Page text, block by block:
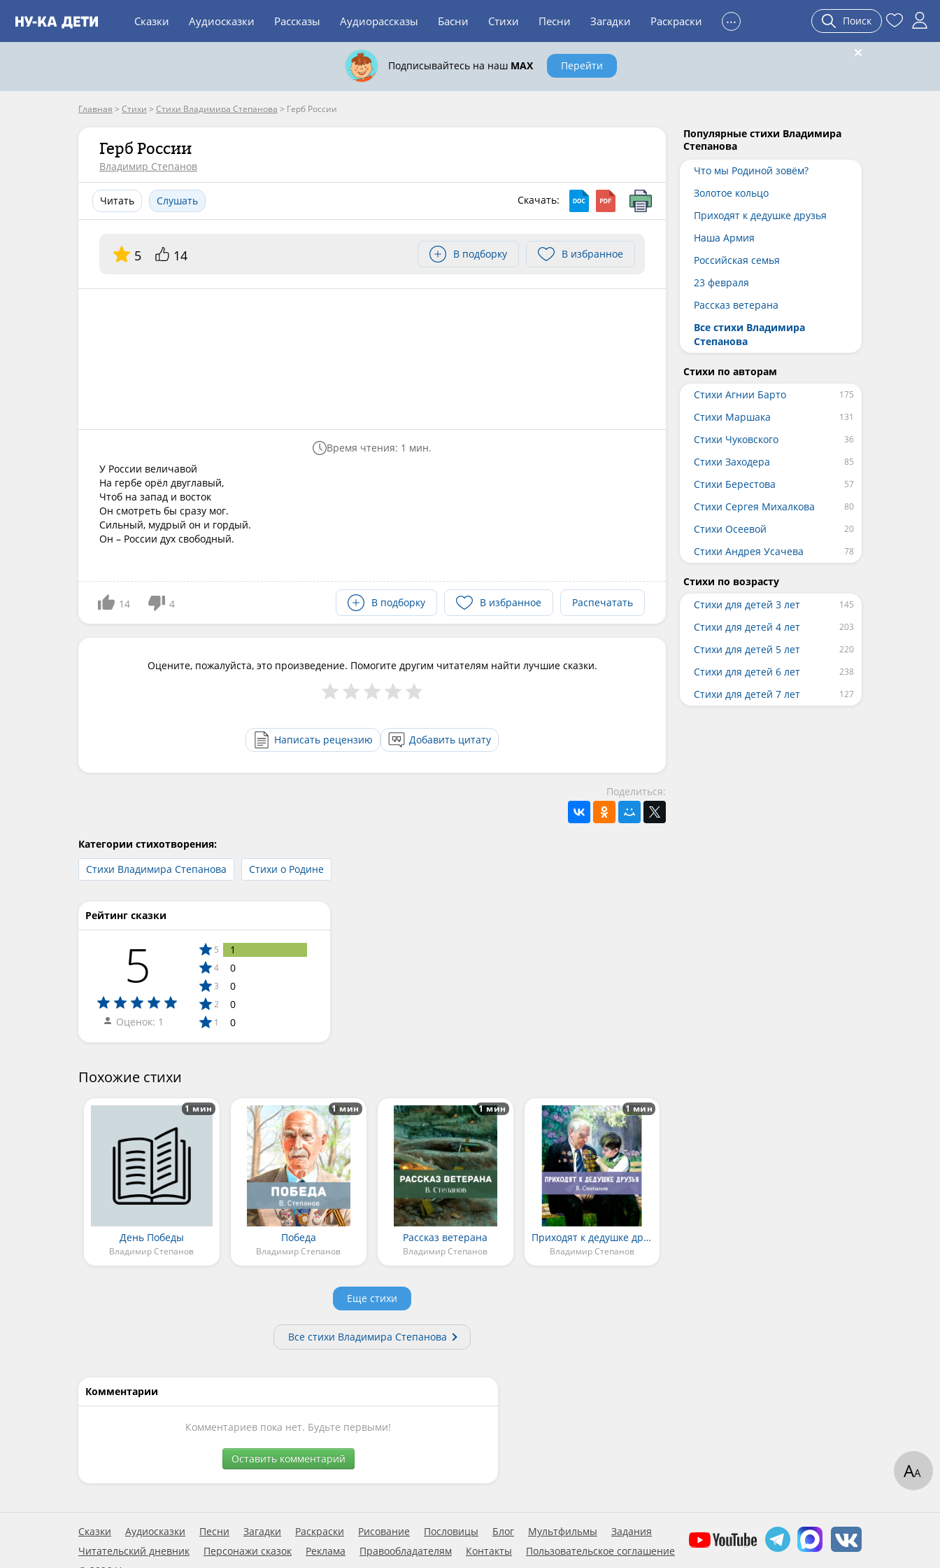
Сказки Аудиосказки Рассказы Аудиорассказы Басни Стихи Песни Загадки Раскраски ... Поиск
Подписывайтесь на наш MAX Перейти
Главная > Стихи > Стихи Владимира Степанова > Герб России
Герб России
Владимир Степанов
Читать Слушать Скачать:
5 14 В подборку В избранное
Время чтения: 1 мин.
У России величавой
На гербе орёл двуглавый,
Чтоб на запад и восток
Он смотреть бы сразу мог.
Сильный, мудрый он и гордый.
Он – России дух свободный.
14 4 В подборку В избранное Распечатать
Оцените, пожалуйста, это произведение. Помогите другим читателям найти лучшие сказки.
Написать рецензию Добавить цитату
Поделиться:
Категории стихотворения:
Стихи Владимира Степанова
Стихи о Родине
Рейтинг сказки
5
Оценок: 1
5 1
4 0
3 0
2 0
1 0
Похожие стихи
День Победы
Владимир Степанов
1 мин
Победа
Владимир Степанов
1 мин
Рассказ ветерана
Владимир Степанов
1 мин
Приходят к дедушке друзья
Владимир Степанов
1 мин
Еще стихи
Все стихи Владимира Степанова
Комментарии
Комментариев пока нет. Будьте первыми!
Оставить комментарий
Популярные стихи Владимира
Степанова
Что мы Родиной зовём?
Золотое кольцо
Приходят к дедушке друзья
Наша Армия
Российская семья
23 февраля
Рассказ ветерана
Все стихи Владимира
Степанова
Стихи по авторам
Стихи Агнии Барто
Стихи Маршака
Стихи Чуковского
Стихи Заходера
Стихи Берестова
Стихи Сергея Михалкова
Стихи Осеевой
Стихи Андрея Усачева
Стихи по возрасту
Стихи для детей 3 лет
Стихи для детей 4 лет
Стихи для детей 5 лет
Стихи для детей 6 лет
Стихи для детей 7 лет
Сказки Аудиосказки Песни Загадки Раскраски Рисование Пословицы Блог Мультфильмы
Задания
Читательский дневник
Персонажи сказок Реклама Правообладателям Контакты
Пользовательское соглашение
АА